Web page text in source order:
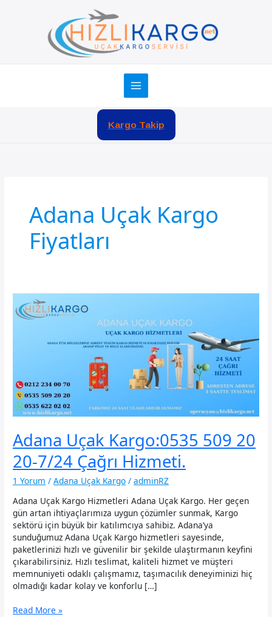
Kargo Takip
Adana Uçak Kargo
Fiyatları
Adana Uçak Kargo:0535 509 20
20-7/24 Çağrı Hizmeti.
1 Yorum /Adana Uçak Kargo /adminRZ
Adana Uçak Kargo Hizmetleri Adana Uçak Kargo. Her geçen
gün artan ihtiyaçlarımıza uygun çözümler sunmak, Kargo
sektörü için büyük bir katılımcıya sahibiz. Adana’ya
sunduğumuz Adana Uçak Kargo hizmetleri sayesinde,
paketlerinizi hızlı ve güvenilir bir şekilde ulaştırmanın keyfini
çıkarabilirsiniz. Hızlı teslimat, kaliteli hizmet ve müşteri
memnuniyeti odaklı çalışmamız, taşımacılık deneyiminizi hiç
olmadığı kadar kolay ve konforlu […]
Adana
Read More »